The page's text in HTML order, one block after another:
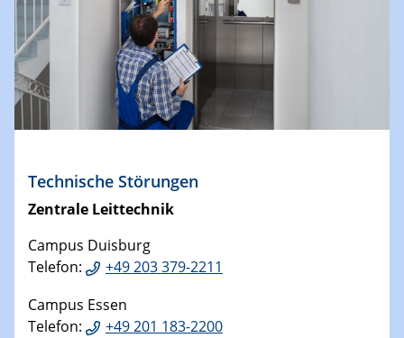
Technische Störungen
Zentrale Leittechnik
Campus Duisburg
Telefon:
+49 203 379-2211
Campus Essen
Telefon:
+49 201 183-2200